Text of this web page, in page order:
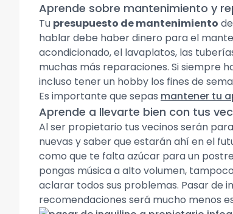
Aprende sobre mantenimiento y
Tu presupuesto de mantenimiento
hablar debe haber dinero para el
acondicionado, el lavaplatos, las
muchas más reparaciones. Si siempre
incluso tener un hobby los fines de
Es importante que sepas mantener tu
Aprende a llevarte bien con tus
Al ser propietario tus vecinos serán
nuevas y saber que estarán ahí en el
como que te falta azúcar para un
pongas música a alto volumen,
aclarar todos sus problemas. Pasar de
recomendaciones será mucho menos